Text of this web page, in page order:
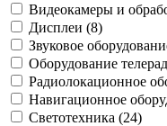
Видеокамеры и
Дисплеи (8)
Звуковое
Оборудование
Радиолокационное
Навигационное
Светотехника (24)